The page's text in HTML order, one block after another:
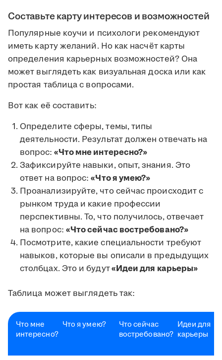
Составьте карту интересов и возможностей
Популярные коучи и психологи рекомендуют
иметь карту желаний. Но как насчёт карты
определения карьерных возможностей? Она
может выглядеть как визуальная доска или как
простая таблица с вопросами.
Вот как её составить:
Определите сферы, темы, типы
деятельности. Результат должен отвечать на
вопрос: «Что мне интересно?»
Зафиксируйте навыки, опыт, знания. Это
ответ на вопрос:«Что я умею?»
Проанализируйте, что сейчас происходит с
рынком труда и какие профессии
перспективны. То, что получилось, отвечает
на вопрос: «Что сейчас востребовано?»
Посмотрите, какие специальности требуют
навыков, которые вы описали в предыдущих
столбцах. Это и будут«Идеи для карьеры»
Таблица может выглядеть так:
Что мне
интересно?
Что я умею?
Что сейчас
востребовано?
Идеи для
карьеры